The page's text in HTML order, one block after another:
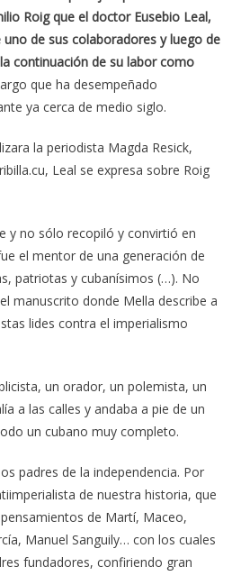
Roig que el doctor Eusebio Leal,
de sus colaboradores y luego de
continuación de su labor como
que ha desempeñado
ya cerca de medio siglo.
la periodista Magda Resick,
Leal se expresa sobre Roig
y no sólo recopiló y convirtió en
el mentor de una generación de
patriotas y cubanísimos (…). No
manuscrito donde Mella describe a
lides contra el imperialismo
un orador, un polemista, un
a las calles y andaba a pie de un
un cubano muy completo.
padres de la independencia. Por
de nuestra historia, que
de Martí, Maceo,
Manuel Sanguily… con los cuales
fundadores, confiriendo gran